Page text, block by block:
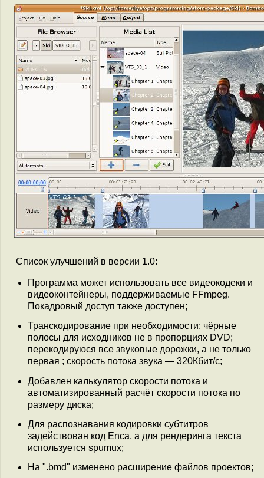
Список улучшений в версии 1.0:
Программа может использовать все видеокодеки и
видеоконтейнеры, поддерживаемые FFmpeg.
Покадровый доступ также доступен;
Транскодирование при необходимости: чёрные
полосы для исходников не в пропорциях DVD;
перекодируюся все звуковые дорожки, а не только
первая ; скорость потока звука — 320Кбит/с;
Добавлен калькулятор скорости потока и
автоматизированный расчёт скорости потока по
размеру диска;
Для распознавания кодировки субтитров
задействован код Enca, а для рендеринга текста
используется spumux;
На ".bmd" изменено расширение файлов проектов;